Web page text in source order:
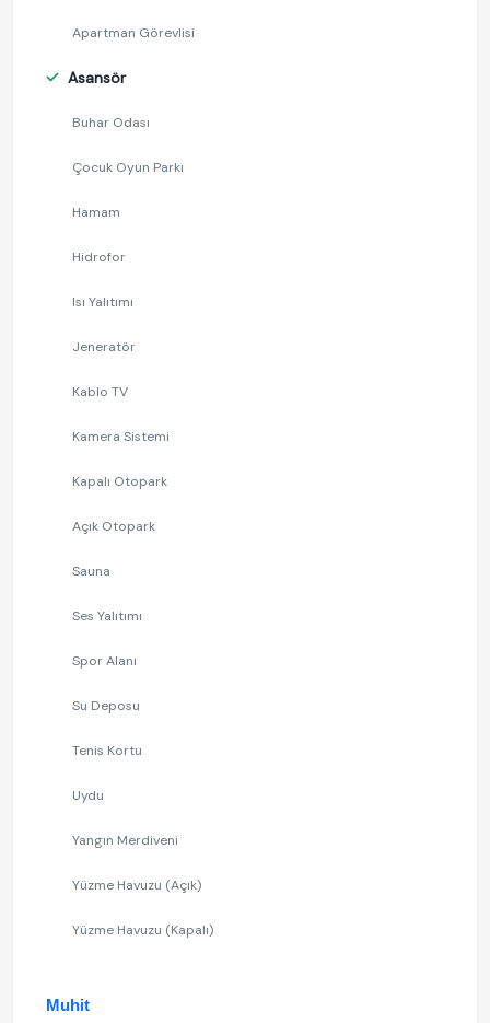
Apartman Görevlisi
Asansör
Buhar Odası
Çocuk Oyun Parkı
Hamam
Hidrofor
Isı Yalıtımı
Jeneratör
Kablo TV
Kamera Sistemi
Kapalı Otopark
Açık Otopark
Sauna
Ses Yalıtımı
Spor Alanı
Su Deposu
Tenis Kortu
Uydu
Yangın Merdiveni
Yüzme Havuzu (Açık)
Yüzme Havuzu (Kapalı)
Muhit